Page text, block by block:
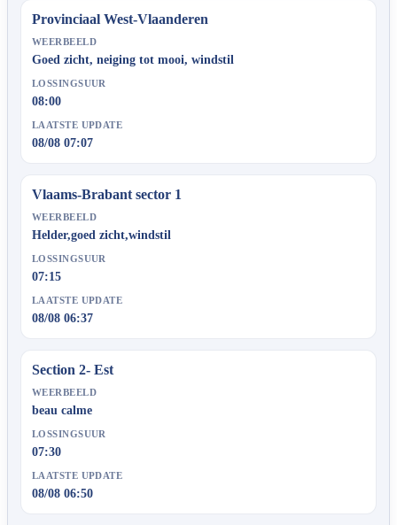
Provinciaal West-Vlaanderen
WEERBEELD
Goed zicht, neiging tot mooi, windstil
LOSSINGSUUR
08:00
LAATSTE UPDATE
08/08 07:07
Vlaams-Brabant sector 1
WEERBEELD
Helder,goed zicht,windstil
LOSSINGSUUR
07:15
LAATSTE UPDATE
08/08 06:37
Section 2- Est
WEERBEELD
beau calme
LOSSINGSUUR
07:30
LAATSTE UPDATE
08/08 06:50